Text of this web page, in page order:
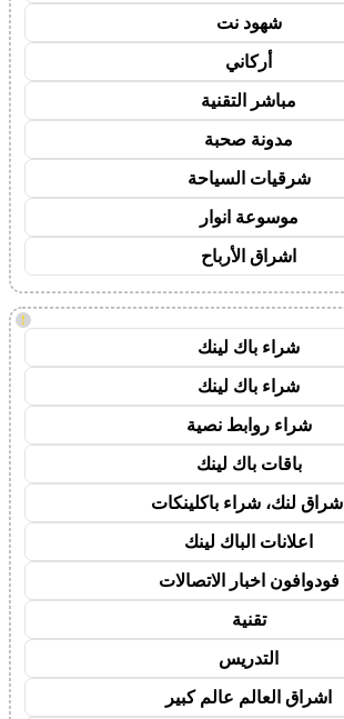
شهود نت
أركاني
مباشر التقنية
مدونة صحبة
شرقيات السياحة
موسوعة انوار
اشراق الأرباح
!
شراء باك لينك
شراء باك لينك
شراء روابط نصية
باقات باك لينك
اشراق لنك، شراء باكلينكات
اعلانات الباك لينك
فودوافون اخبار الاتصالات
تقنية
التدريس
اشراق العالم عالم كبير